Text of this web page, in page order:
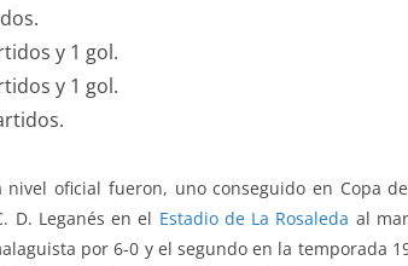
y 1 gol.
y 1 gol.
oficial fueron, uno conseguido en Copa
D. Leganés en el Estadio de La Rosaleda al
por 6-0 y el segundo en la temporada